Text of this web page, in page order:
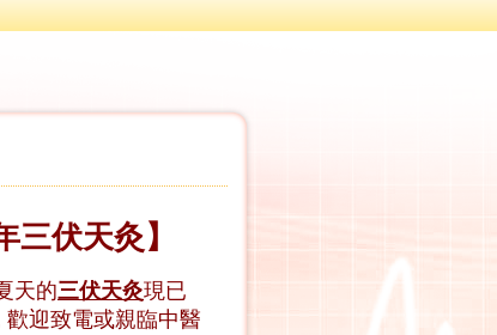
三伏天灸】
天的三伏天灸現已
歡迎致電或親臨中醫